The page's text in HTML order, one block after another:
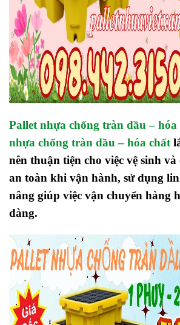
Pallet nhựa chống tràn dầu – hóa
nhựa chống tràn dầu – hóa chất
nên thuận tiện cho việc vệ sinh và
an toàn khi vận hành, sử dụng
nâng giúp việc vận chuyển hàng
dàng.